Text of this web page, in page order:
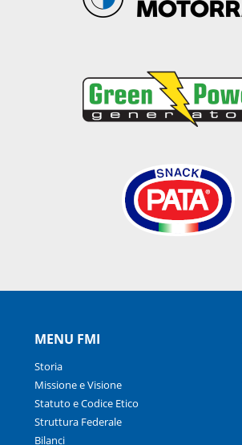
MENU FMI
Storia
Missione e Visione
Statuto e Codice Etico
Struttura Federale
Bilanci